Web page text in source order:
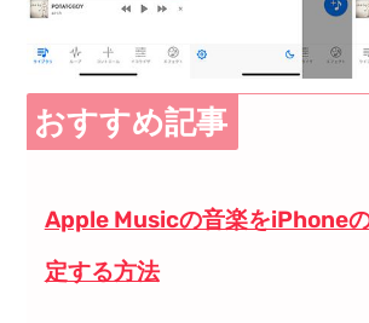
おすすめ記事
Apple Musicの音楽をiPhone
定する方法